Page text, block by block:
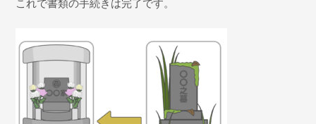
これで書類の手続きは完了です。